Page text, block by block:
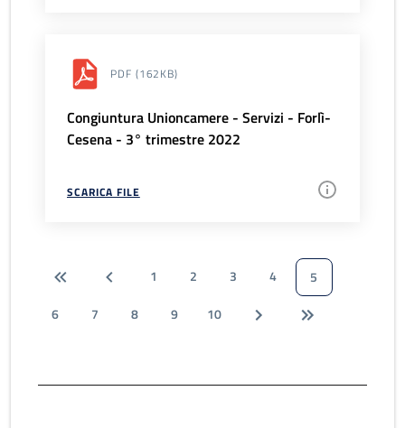
PDF (162KB)
Congiuntura Unioncamere - Servizi - Forlì-
Cesena - 3° trimestre 2022
SCARICA FILE
1 2 3 4
5
6
7 8 9 10